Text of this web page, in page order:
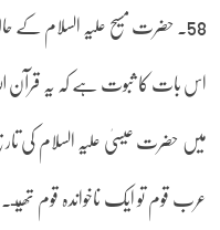
58۔ حضرت مسیح علیہ السلام
اس بات کا ثبوت ہے کہ یہ
میں حضرت عیسیٰ علیہ السلام کی
عرب قوم تو ایک ناخواندہ قوم